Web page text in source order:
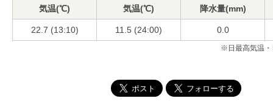
気温(℃)
気温(℃)
降水量(mm)
22.7 (13:10) 11.5 (24:00) 0.0
※日最高気温・